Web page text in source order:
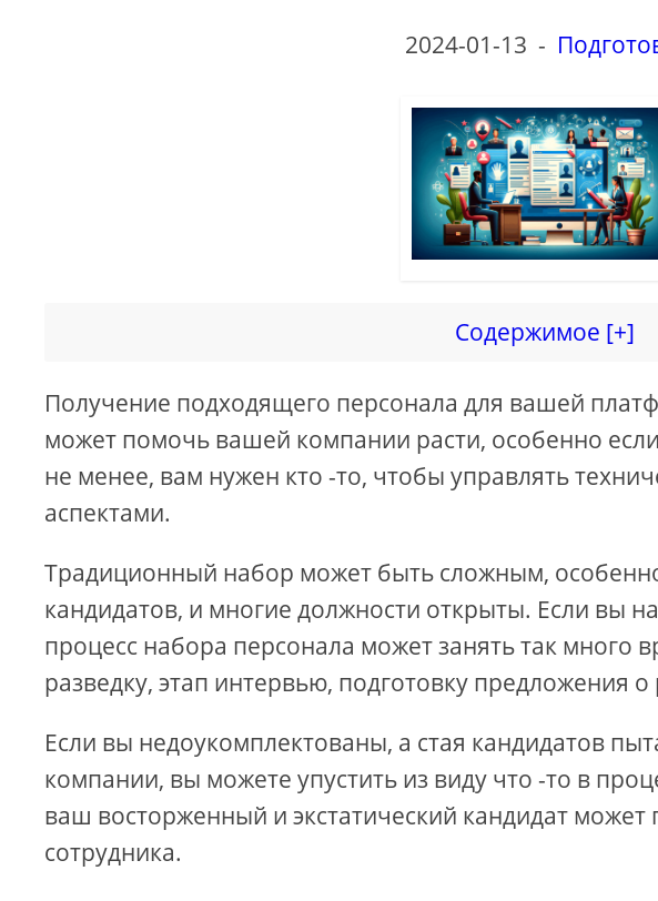
2024-01-13 -
Содержимое [+]
Получение подходящего персонала для вашей
может помочь вашей компании расти, особенно
не менее, вам нужен кто -то, чтобы управлять
аспектами.
Традиционный набор может быть сложным,
кандидатов, и многие должности открыты. Если вы
процесс набора персонала может занять так много
разведку, этап интервью, подготовку предложения
Если вы недоукомплектованы, а стая кандидатов
компании, вы можете упустить из виду что -то в
ваш восторженный и экстатический кандидат может
сотрудника.